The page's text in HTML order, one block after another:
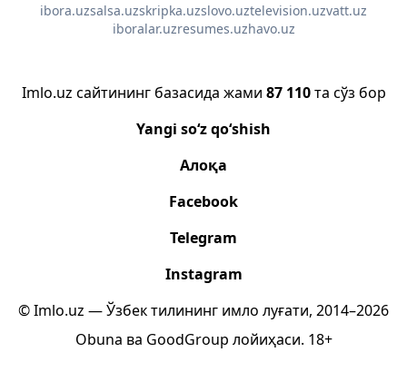
ibora.uzsalsa.uzskripka.uzslovo.uztelevision.uzvatt.uz
iboralar.uzresumes.uzhavo.uz
Imlo.uz сайтининг базасида жами 87 110та сўз бор
Yangi so‘z qo‘shish
Алоқа
Facebook
Telegram
Instagram
© Imlo.uz — Ўзбек тилининг имло луғати, 2014–2026
Obuna ва GoodGroup лойиҳаси. 18+